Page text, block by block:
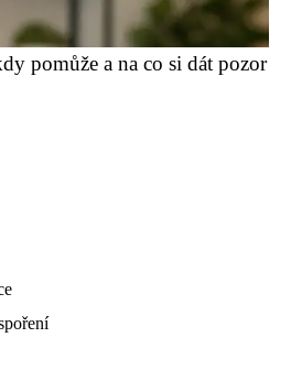
pomůže a na co si dát pozor